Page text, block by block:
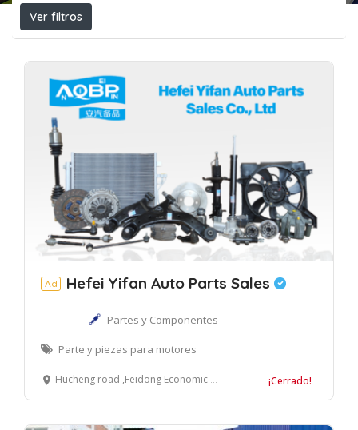
Ver filtros
Ad Hefei Yifan Auto Parts Sales
Partes y Componentes
Parte y piezas para motores
Hucheng road ,Feidong Economic Development Area,Hefei City, Anhui Province, China ¡Cerrado!